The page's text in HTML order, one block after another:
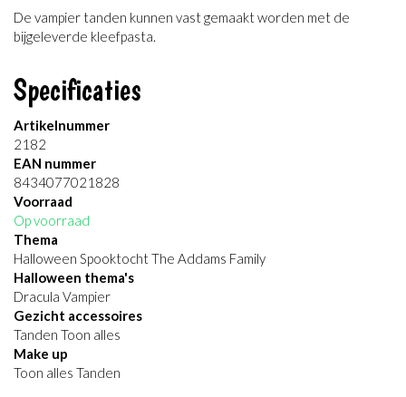
De vampier tanden kunnen vast gemaakt worden met de
bijgeleverde kleefpasta.
Specificaties
Artikelnummer
2182
EAN nummer
8434077021828
Voorraad
Op voorraad
Thema
Halloween Spooktocht The Addams Family
Halloween thema's
Dracula Vampier
Gezicht accessoires
Tanden Toon alles
Make up
Toon alles Tanden